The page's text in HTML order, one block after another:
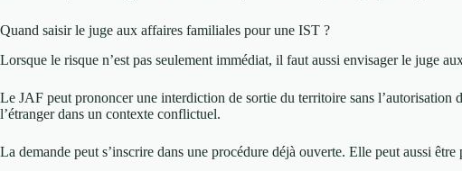
Quand saisir le juge aux affaires familiales pour une IST ?
Lorsque le risque n’est pas seulement immédiat, il faut aussi envisager le juge
Le JAF peut prononcer une interdiction de sortie du territoire sans l’autorisation
l’étranger dans un contexte conflictuel.
La demande peut s’inscrire dans une procédure déjà ouverte. Elle peut aussi